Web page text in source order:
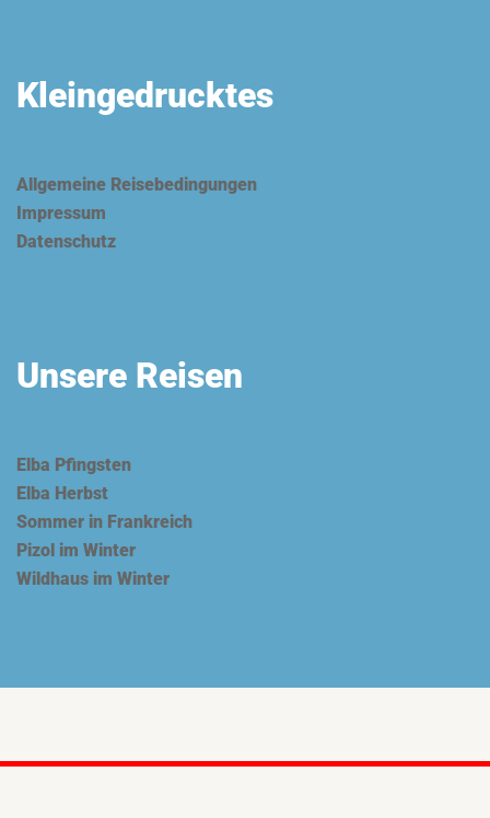
Kleingedrucktes
Allgemeine Reisebedingungen
Impressum
Datenschutz
Unsere Reisen
Elba Pfingsten
Elba Herbst
Sommer in Frankreich
Pizol im Winter
Wildhaus im Winter